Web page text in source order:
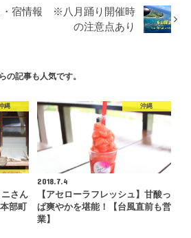
・宿情報 ※八月踊り開催時
の注意点あり
の記事も人気です。
縄
さん
部町
沖縄
2018.7.4
【アセローラフレッシュ】甘酸っ
ぱ爽やかを堪能！【台風直前も営
業】